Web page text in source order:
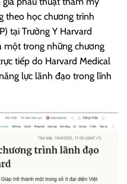
theo học chương trình
tại Trường Y Harvard
một trong những chương
tiếp do Harvard Medical
lực lãnh đạo trong lĩnh